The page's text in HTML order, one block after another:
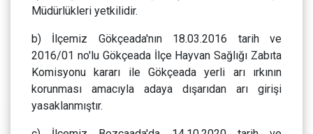
Müdürlükleri yetkilidir.
b) İlçemiz Gökçeada'nın 18.03.2016 tarih ve
2016/01 no'lu Gökçeada İlçe Hayvan Sağlığı Zabıta
Komisyonu kararı ile Gökçeada yerli arı ırkının
korunması amacıyla adaya dışarıdan arı girişi
yasaklanmıştır.